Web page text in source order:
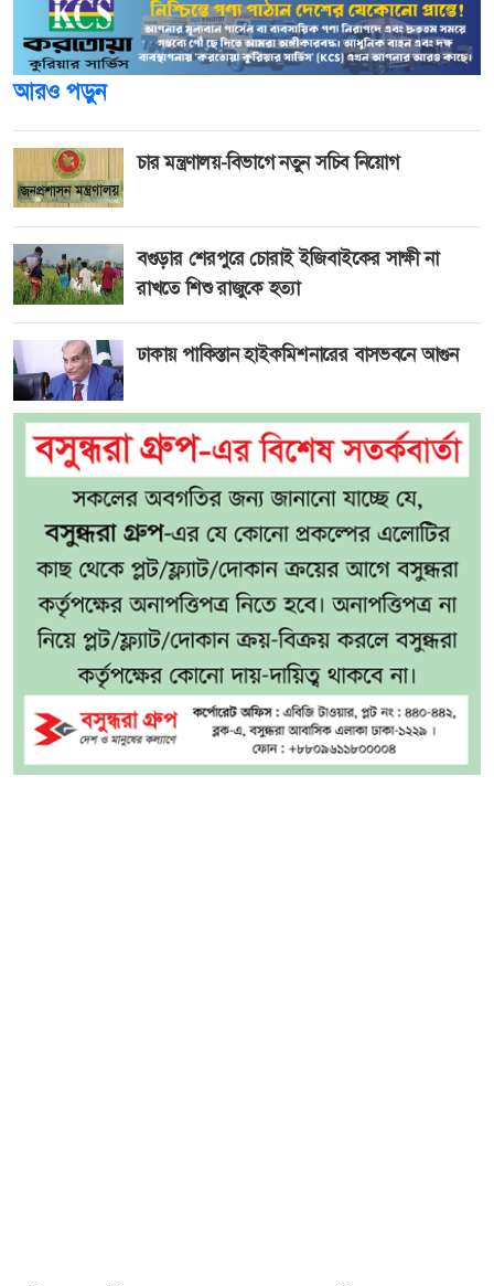
আরও পড়ুন
চার মন্ত্রণালয়-বিভাগে নতুন সচিব নিয়োগ
বগুড়ার শেরপুরে চোরাই ইজিবাইকের সাক্ষী না
রাখতে শিশু রাজুকে হত্যা
ঢাকায় পাকিস্তান হাইকমিশনারের বাসভবনে আগুন